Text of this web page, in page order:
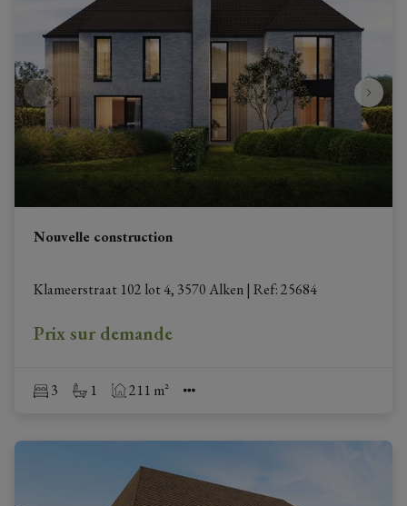
Nouvelle construction
Klameerstraat 102 lot 4, 3570 Alken | Ref: 25684
Prix sur demande
3 1 211 m²